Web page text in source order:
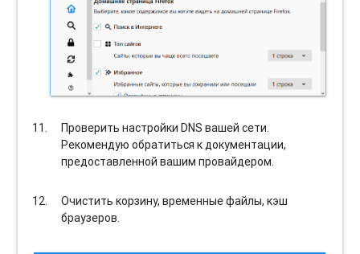
Проверить настройки DNS вашей сети.
Рекомендую обратиться к документации,
предоставленной вашим провайдером.
Очистить корзину, временные файлы, кэш
браузеров.